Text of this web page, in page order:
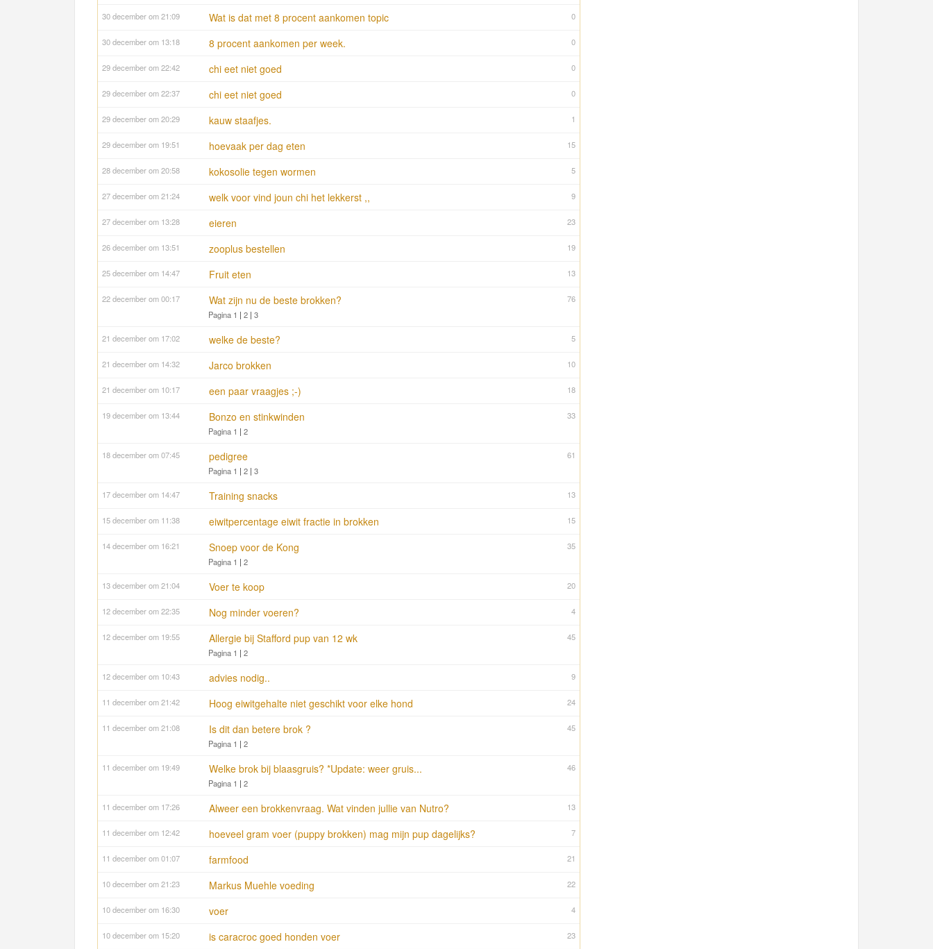
0
30 december om 21:09 Wat is dat met 8 procent aankomen topic
0
30 december om 13:18 8 procent aankomen per week.
0
29 december om 22:42 chi eet niet goed
0
29 december om 22:37 chi eet niet goed
1
29 december om 20:29 kauw staafjes.
15
29 december om 19:51 hoevaak per dag eten
5
28 december om 20:58 kokosolie tegen wormen
9
27 december om 21:24 welk voor vind joun chi het lekkerst ,,
23
27 december om 13:28 eieren
19
26 december om 13:51 zooplus bestellen
13
25 december om 14:47 Fruit eten
76
22 december om 00:17 Wat zijn nu de beste brokken?
Pagina 1 | 2 | 3
5
21 december om 17:02 welke de beste?
10
21 december om 14:32 Jarco brokken
18
21 december om 10:17 een paar vraagjes ;-)
33
19 december om 13:44 Bonzo en stinkwinden
Pagina 1 | 2
61
18 december om 07:45 pedigree
Pagina 1 | 2 | 3
13
17 december om 14:47 Training snacks
15
15 december om 11:38 eiwitpercentage eiwit fractie in brokken
35
14 december om 16:21 Snoep voor de Kong
Pagina 1 | 2
20
13 december om 21:04 Voer te koop
4
12 december om 22:35 Nog minder voeren?
45
12 december om 19:55 Allergie bij Stafford pup van 12 wk
Pagina 1 | 2
9
12 december om 10:43 advies nodig..
24
11 december om 21:42 Hoog eiwitgehalte niet geschikt voor elke hond
45
11 december om 21:08 Is dit dan betere brok ?
Pagina 1 | 2
46
11 december om 19:49 Welke brok bij blaasgruis? *Update: weer gruis...
Pagina 1 | 2
13
11 december om 17:26 Alweer een brokkenvraag. Wat vinden jullie van Nutro?
7
11 december om 12:42 hoeveel gram voer (puppy brokken) mag mijn pup dagelijks?
21
11 december om 01:07 farmfood
22
10 december om 21:23 Markus Muehle voeding
4
10 december om 16:30 voer
23
10 december om 15:20 is caracroc goed honden voer